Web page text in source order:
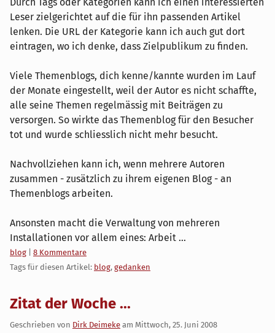
Durch Tags oder Kategorien kann ich einen interessierten
Leser zielgerichtet auf die für ihn passenden Artikel
lenken. Die URL der Kategorie kann ich auch gut dort
eintragen, wo ich denke, dass Zielpublikum zu finden.
Viele Themenblogs, dich kenne/kannte wurden im Lauf
der Monate eingestellt, weil der Autor es nicht schaffte,
alle seine Themen regelmässig mit Beiträgen zu
versorgen. So wirkte das Themenblog für den Besucher
tot und wurde schliesslich nicht mehr besucht.
Nachvollziehen kann ich, wenn mehrere Autoren
zusammen - zusätzlich zu ihrem eigenen Blog - an
Themenblogs arbeiten.
Ansonsten macht die Verwaltung von mehreren
Installationen vor allem eines: Arbeit ...
Kategorien:
blog
8 Kommentare
Tags für diesen Artikel: blog, gedanken
Zitat der Woche ...
Geschrieben von Dirk Deimeke am Mittwoch, 25. Juni 2008